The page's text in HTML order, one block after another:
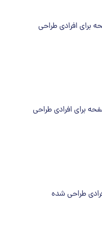
برای افرادی طراحی
برای افرادی طراحی
طراحی شده